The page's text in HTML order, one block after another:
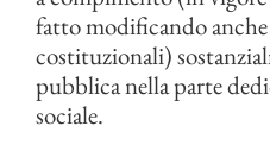
fatto modificando
costituzionali)
pubblica nella parte
sociale.